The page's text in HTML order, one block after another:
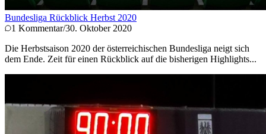
Bundesliga Rückblick Herbst 2020
1 Kommentar/30. Oktober 2020
Die Herbstsaison 2020 der österreichischen Bundesliga neigt sich
dem Ende. Zeit für einen Rückblick auf die bisherigen Highlights...